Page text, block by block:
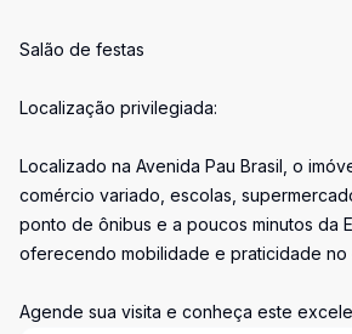
Salão de festas
Localização privilegiada:
Localizado na Avenida Pau Brasil, o
comércio variado, escolas,
ponto de ônibus e a poucos minutos da
oferecendo mobilidade e praticidade no
Agende sua visita e conheça este